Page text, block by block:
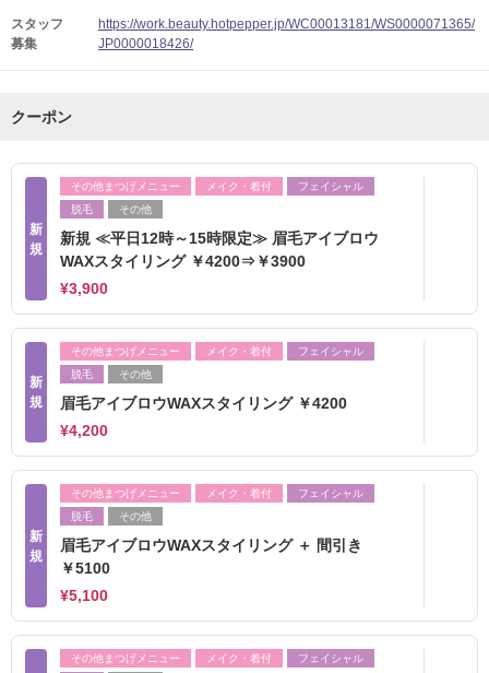
スタッフ
募集
https://work.beauty.hotpepper.jp/WC00013181/WS0000071365/
JP0000018426/
クーポン
新
規
その他まつげメニュー メイク・着付
フェイシャル
脱毛
その他
新規 ≪平日12時～15時限定≫ 眉毛アイブロウ
WAXスタイリング ￥4200⇒￥3900
¥3,900
新
規
その他まつげメニュー メイク・着付
フェイシャル
脱毛
その他
眉毛アイブロウWAXスタイリング ￥4200
¥4,200
新
規
その他まつげメニュー メイク・着付
フェイシャル
脱毛
その他
眉毛アイブロウWAXスタイリング ＋ 間引き
￥5100
¥5,100
その他まつげメニュー メイク・着付
フェイシャル